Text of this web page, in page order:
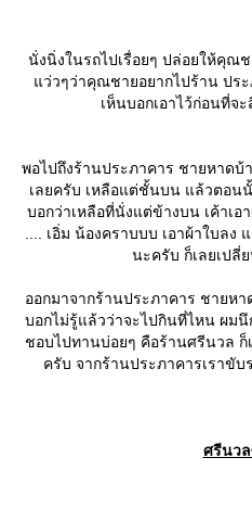
นั่งนิ่งในรถไปเรื่อยๆ ปล่อยให้คุณ
ว่วๆว่าคุณชายอยากไปร้าน ประ
เห็นบอกเอาไว้ก่อนที่
พอไปถึงร้านประภาคาร ชายหาดบ้
เลยครับ เหลือแต่ชั้นบน แล้วตอน
บอกว่าเหลือที่นั่งแต่ข้างบน เค้าเ
.... เอิ่ม น้องคราบบบ เอาผ้าใบลง
นะครับ ก็เลยเปลี่
ออกมาจากร้านประภาคาร ชายห
บอกไม่รู้แล้วว่าจะไปกินที่ไหน ผม
ชอบไปทานบ่อยๆ คือร้านศรีนวล
ครับ จากร้านประภาคารเราขั
ศรีนว